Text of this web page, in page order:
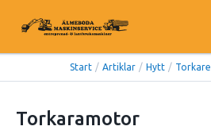
Start / Artiklar / Hytt / Torkare
Torkaramotor